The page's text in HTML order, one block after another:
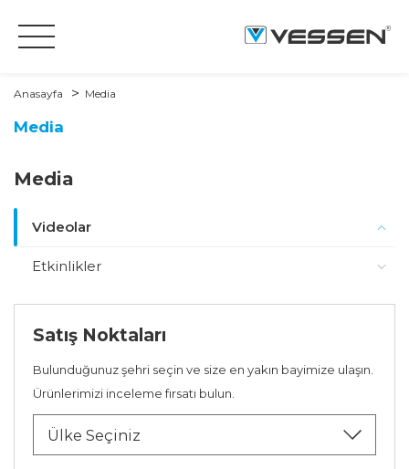
Anasayfa Media
Media
Media
Videolar
Etkinlikler
Satış Noktaları
Bulunduğunuz şehri seçin ve size en yakın bayimize ulaşın.
Ürünlerimizi inceleme fırsatı bulun.
Ülke Seçiniz